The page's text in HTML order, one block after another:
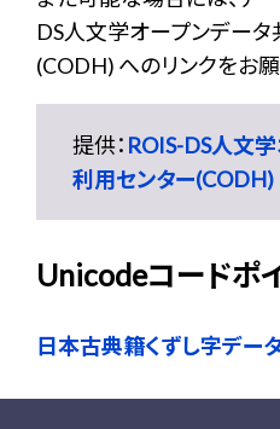
DS人文学オープンデー
(CODH) へのリンクをお願
提供： ROIS-DS人文
利用センター(CODH)
Unicodeコードポ
日本古典籍くずし字デー